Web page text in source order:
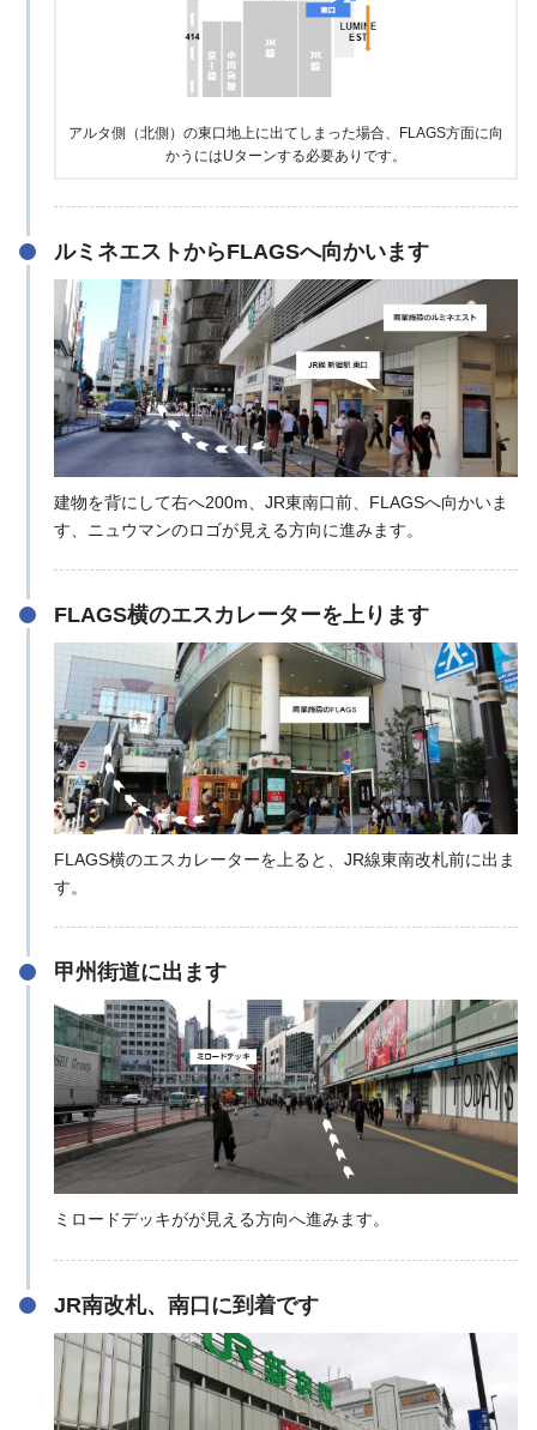
アルタ側（北側）の東口地上に出てしまった場合、FLAGS方面に向
かうにはUターンする必要ありです。
ルミネエストからFLAGSへ向かいます
建物を背にして右へ200m、JR東南口前、FLAGSへ向かいま
す、ニュウマンのロゴが見える方向に進みます。
FLAGS横のエスカレーターを上ります
FLAGS横のエスカレーターを上ると、JR線東南改札前に出ま
す。
甲州街道に出ます
ミロードデッキがが見える方向へ進みます。
JR南改札、南口に到着です